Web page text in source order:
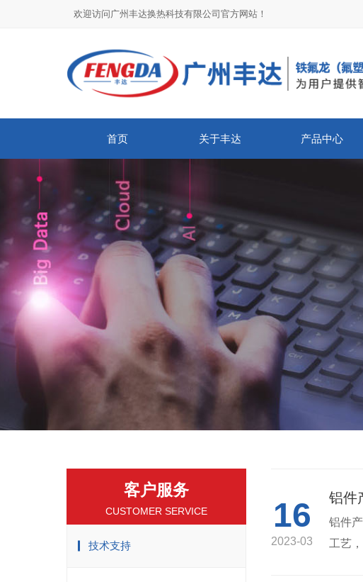
欢迎访问广州丰达换热科技有限公司官方网站！
首页 关于丰达 产品中心
客户服务
CUSTOMER SERVICE
技术支持
16
2023-03
铝件
铝件
工艺